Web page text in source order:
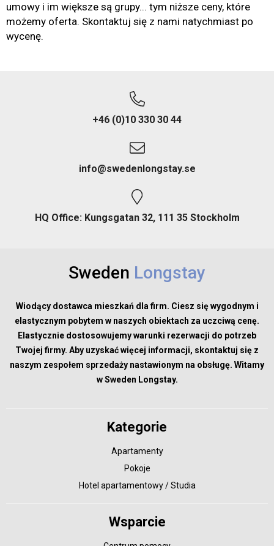
umowy i im większe są grupy... tym niższe ceny, które
możemy oferta. Skontaktuj się z nami natychmiast po
wycenę.
+46 (0)10 330 30 44
info@swedenlongstay.se
HQ Office: Kungsgatan 32, 111 35 Stockholm
Sweden Longstay
Wiodący dostawca mieszkań dla firm. Ciesz się wygodnym i
elastycznym pobytem w naszych obiektach za uczciwą cenę.
Elastycznie dostosowujemy warunki rezerwacji do potrzeb
Twojej firmy. Aby uzyskać więcej informacji, skontaktuj się z
naszym zespołem sprzedaży nastawionym na obsługę. Witamy
w Sweden Longstay.
Kategorie
Apartamenty
Pokoje
Hotel apartamentowy / Studia
Wsparcie